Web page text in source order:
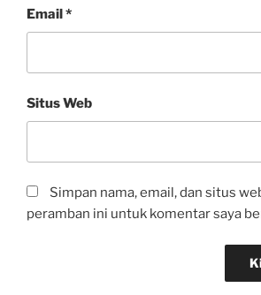
Email*
Situs Web
Simpan nama, email, dan situs
peramban ini untuk komentar saya